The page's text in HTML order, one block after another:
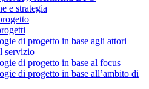
e strategia
di progetto in base agli attori
servizio
di progetto in base al focus
di progetto in base all’ambito di